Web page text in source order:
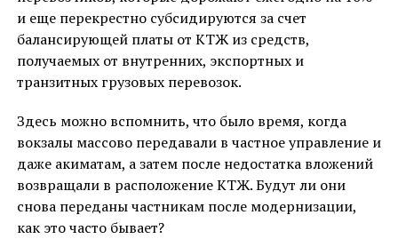
и еще перекрестно субсидируются за счет
балансирующей платы от КТЖ из средств,
получаемых от внутренних, экспортных и
транзитных грузовых перевозок.
Здесь можно вспомнить, что было время, когда
вокзалы массово передавали в частное управление и
даже акиматам, а затем после недостатка вложений
возвращали в расположение КТЖ. Будут ли они
снова переданы частникам после модернизации,
как это часто бывает?